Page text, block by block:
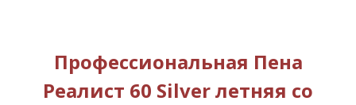
Профессиональная Пена
Реалист 60 Silver летняя со